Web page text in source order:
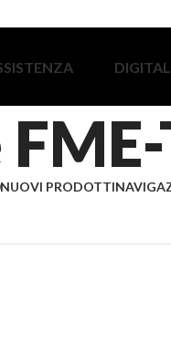
NUOVI PRODOTTI